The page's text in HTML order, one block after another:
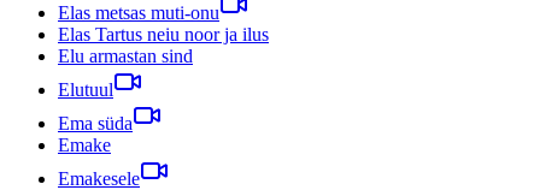
Elas metsas muti-onu
Elas Tartus neiu noor ja ilus
Elu armastan sind
Elutuul
Ema süda
Emake
Emakesele